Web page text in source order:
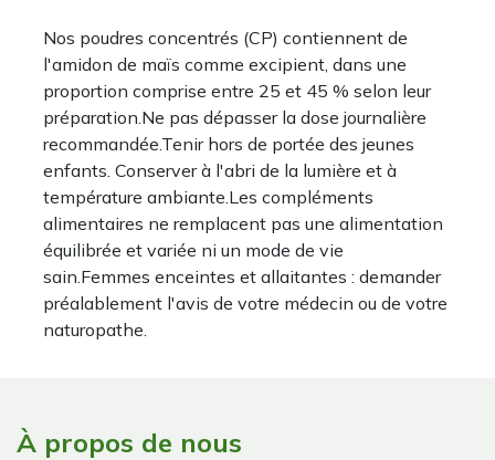
Nos poudres concentrés (CP) contiennent de
l'amidon de maïs comme excipient, dans une
proportion comprise entre 25 et 45 % selon leur
préparation.Ne pas dépasser la dose journalière
recommandée.Tenir hors de portée des jeunes
enfants. Conserver à l'abri de la lumière et à
température ambiante.Les compléments
alimentaires ne remplacent pas une alimentation
équilibrée et variée ni un mode de vie
sain.Femmes enceintes et allaitantes : demander
préalablement l'avis de votre médecin ou de votre
naturopathe.
À propos de nous